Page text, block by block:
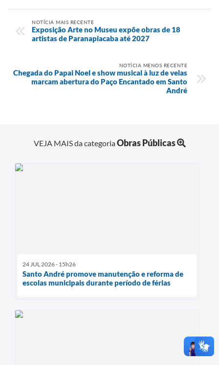
NOTÍCIA MAIS RECENTE
Exposição Arte no Museu expõe obras de 18
artistas de Paranapiacaba até 2027
NOTÍCIA MENOS RECENTE
Chegada do Papai Noel e show musical à luz de velas
marcam abertura do Paço Encantado em Santo
André
VEJA MAIS da categoriaObras Públicas
24 JUL 2026 - 15h26
Santo André promove manutenção e reforma de
escolas municipais durante período de férias